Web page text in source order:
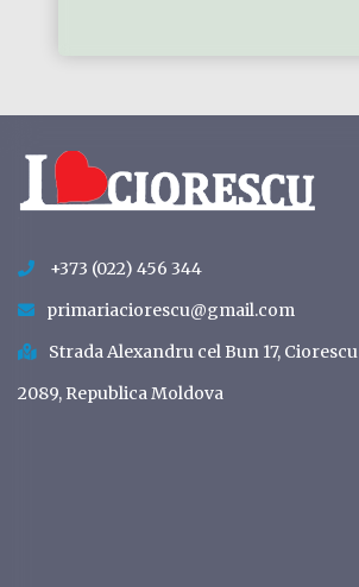
+373 (022) 456 344
primariaciorescu@gmail.com
Strada Alexandru cel Bun 17, Ciorescu
2089, Republica Moldova